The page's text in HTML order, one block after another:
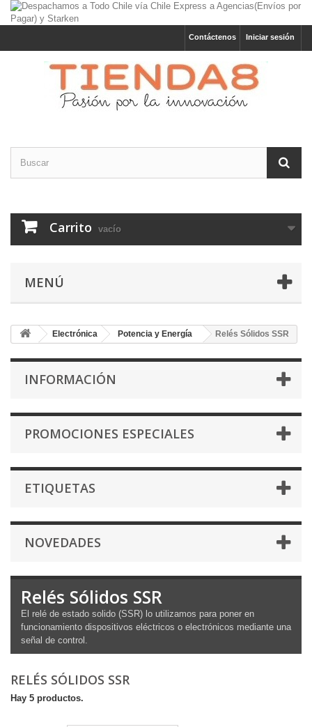
Iniciar sesión
Contáctenos
Carrito vacío
MENÚ
Electrónica Potencia y Energía Relés Sólidos SSR
INFORMACIÓN
PROMOCIONES ESPECIALES
ETIQUETAS
NOVEDADES
Relés Sólidos SSR
El relé de estado solido (SSR) lo utilizamos para poner en
funcionamiento dispositivos eléctricos o electrónicos mediante una
señal de control.
RELÉS SÓLIDOS SSR
Hay 5 productos.